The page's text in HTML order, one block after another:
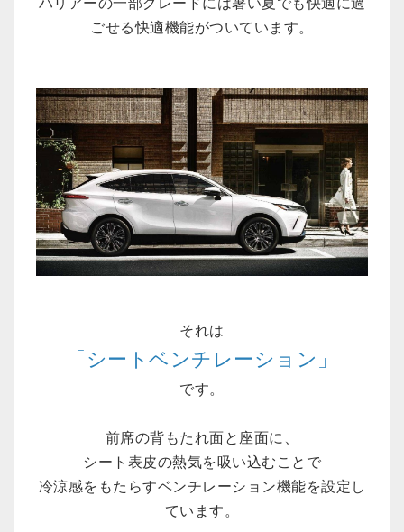
ごせる快適機能がついています。
それは
「シートベンチレーション」
です。
前席の背もたれ面と座面に、
シート表皮の熱気を吸い込むことで
冷涼感をもたらすベンチレーション機能を設定し
ています。